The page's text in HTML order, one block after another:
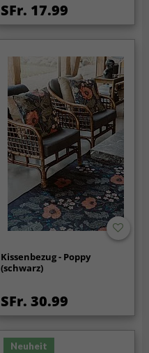
SFr. 17.99
Kissenbezug - Poppy
(schwarz)
SFr. 30.99
Neuheit